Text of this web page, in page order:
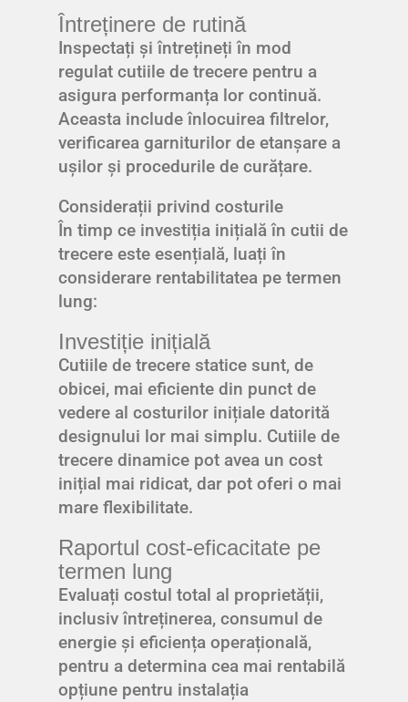
Întreținere de rutină
Inspectați și întrețineți în mod
regulat cutiile de trecere pentru a
asigura performanța lor continuă.
Aceasta include înlocuirea filtrelor,
verificarea garniturilor de etanșare a
ușilor și procedurile de curățare.
Considerații privind costurile
În timp ce investiția inițială în cutii de
trecere este esențială, luați în
considerare rentabilitatea pe termen
lung:
Investiție inițială
Cutiile de trecere statice sunt, de
obicei, mai eficiente din punct de
vedere al costurilor inițiale datorită
designului lor mai simplu. Cutiile de
trecere dinamice pot avea un cost
inițial mai ridicat, dar pot oferi o mai
mare flexibilitate.
Raportul cost-eficacitate pe
termen lung
Evaluați costul total al proprietății,
inclusiv întreținerea, consumul de
energie și eficiența operațională,
pentru a determina cea mai rentabilă
opțiune pentru instalația